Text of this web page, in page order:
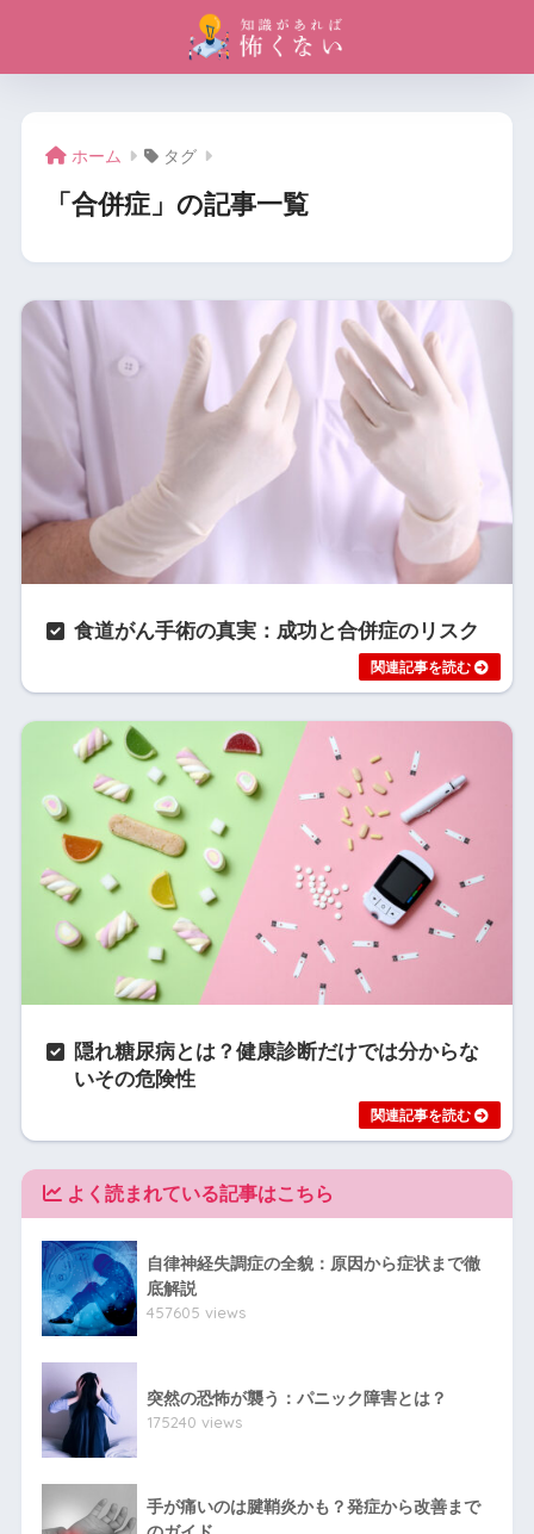
ホーム タグ
「合併症」の記事一覧
食道がん手術の真実：成功と合併症のリスク
隠れ糖尿病とは？健康診断だけでは分からな
いその危険性
よく読まれている記事はこちら
自律神経失調症の全貌：原因から症状まで徹
底解説
457605 views
突然の恐怖が襲う：パニック障害とは？
175240 views
手が痛いのは腱鞘炎かも？発症から改善まで